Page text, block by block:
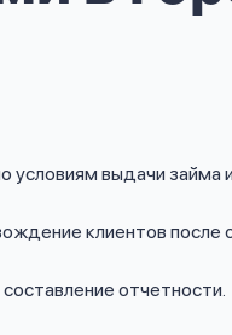
условиям выдачи займа
клиентов после
отчетности.